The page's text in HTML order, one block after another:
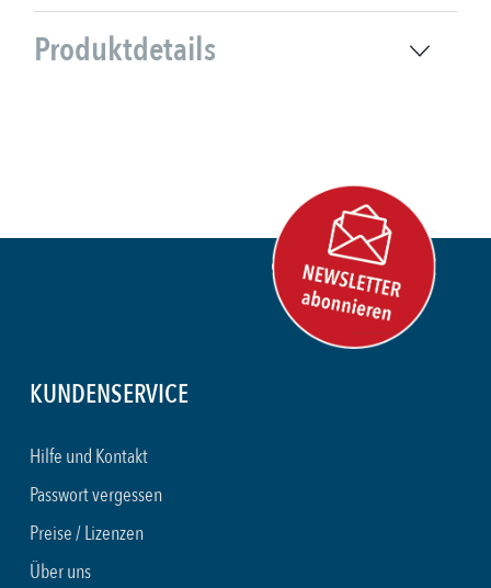
Produktdetails
KUNDENSERVICE
Hilfe und Kontakt
Passwort vergessen
Preise / Lizenzen
Über uns